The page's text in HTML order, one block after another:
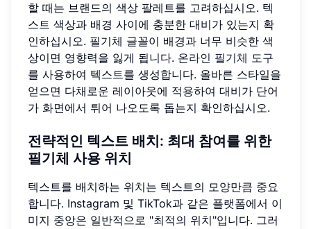
할 때는 브랜드의 색상 팔레트를 고려하십시오. 텍
스트 색상과 배경 사이에 충분한 대비가 있는지 확
인하십시오. 필기체 글꼴이 배경과 너무 비슷한 색
상이면 영향력을 잃게 됩니다. 온라인 필기체 도구
를 사용하여 텍스트를 생성합니다. 올바른 스타일을
얻으면 다채로운 레이아웃에 적용하여 대비가 단어
가 화면에서 튀어 나오도록 돕는지 확인하십시오.
전략적인 텍스트 배치: 최대 참여를 위한
필기체 사용 위치
텍스트를 배치하는 위치는 텍스트의 모양만큼 중요
합니다. Instagram 및 TikTok과 같은 플랫폼에서 이
미지 중앙은 일반적으로 "최적의 위치"입니다. 그러